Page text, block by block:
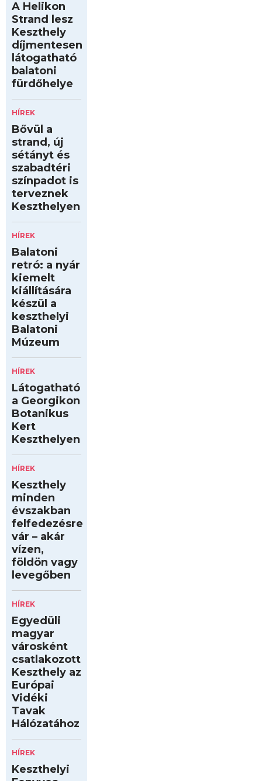
A Helikon
Strand lesz
Keszthely
díjmentesen
látogatható
balatoni
fürdőhelye
HÍREK
Bővül a
strand, új
sétányt és
szabadtéri
színpadot is
terveznek
Keszthelyen
HÍREK
Balatoni
retró: a nyár
kiemelt
kiállítására
készül a
keszthelyi
Balatoni
Múzeum
HÍREK
Látogatható
a Georgikon
Botanikus
Kert
Keszthelyen
HÍREK
Keszthely
minden
évszakban
felfedezésre
vár – akár
vízen,
földön vagy
levegőben
HÍREK
Egyedüli
magyar
városként
csatlakozott
Keszthely az
Európai
Vidéki
Tavak
Hálózatához
HÍREK
Keszthelyi